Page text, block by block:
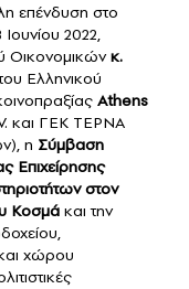
επένδυση στο
2022,
Οικονομικώνκ.
Ελληνικού
Athens
και ΓΕΚ ΤΕΡΝΑ
η Σύμβαση
Επιχείρησης
στον
Κοσμά και την
χώρου